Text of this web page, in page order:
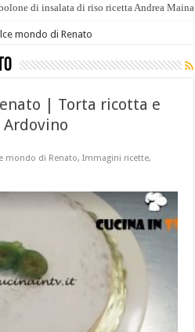
di insalata di riso ricetta Andrea
mondo di Renato
| Torta ricotta e
mondo di Renato,Immagini ricette,